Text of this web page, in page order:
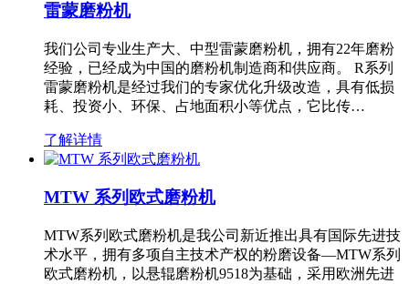
雷蒙磨粉机
我们公司专业生产大、中型雷蒙磨粉机，拥有22年磨粉
经验，已经成为中国的磨粉机制造商和供应商。 R系列
雷蒙磨粉机是经过我们的专家优化升级改造，具有低损
耗、投资小、环保、占地面积小等优点，它比传…
了解详情
MTW 系列欧式磨粉机
MTW系列欧式磨粉机是我公司新近推出具有国际先进技
术水平，拥有多项自主技术产权的粉磨设备—MTW系列
欧式磨粉机，以悬辊磨粉机9518为基础，采用欧洲先进